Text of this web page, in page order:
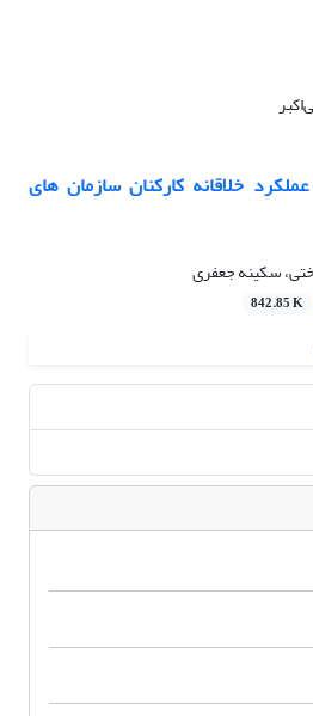
خلاقانه کارکنان سازمان های
سکینه جعفری
842.85 K